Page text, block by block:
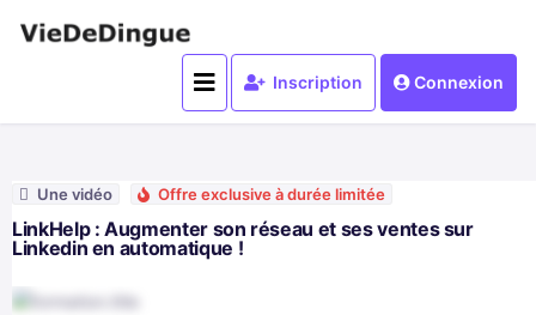
Inscription Connexion
Une vidéo Offre exclusive à durée limitée
LinkHelp : Augmenter son réseau et ses ventes sur
Linkedin en automatique !